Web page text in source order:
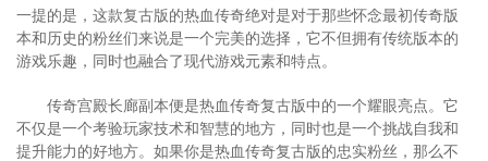
一提的是，这款复古版的热血传奇绝对是对于那些怀念最初传奇版
本和历史的粉丝们来说是一个完美的选择，它不但拥有传统版本的
游戏乐趣，同时也融合了现代游戏元素和特点。
传奇宫殿长廊副本便是热血传奇复古版中的一个耀眼亮点。它
不仅是一个考验玩家技术和智慧的地方，同时也是一个挑战自我和
提升能力的好地方。如果你是热血传奇复古版的忠实粉丝，那么不